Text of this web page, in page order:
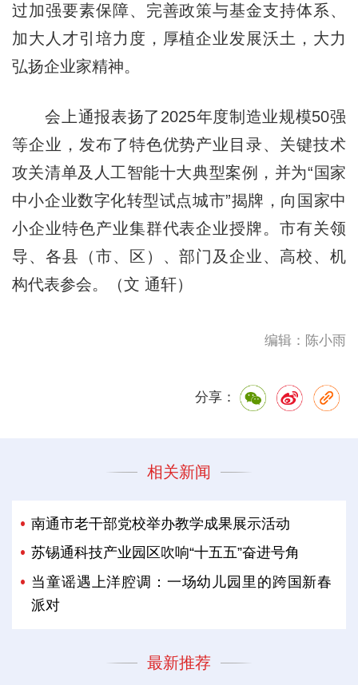
过加强要素保障、完善政策与基金支持体系、
加大人才引培力度，厚植企业发展沃土，大力
弘扬企业家精神。
会上通报表扬了2025年度制造业规模50强
等企业，发布了特色优势产业目录、关键技术
攻关清单及人工智能十大典型案例，并为“国家
中小企业数字化转型试点城市”揭牌，向国家中
小企业特色产业集群代表企业授牌。市有关领
导、各县（市、区）、部门及企业、高校、机
构代表参会。（文 通轩）
编辑：陈小雨
分享：
相关新闻
南通市老干部党校举办教学成果展示活动
苏锡通科技产业园区吹响“十五五”奋进号角
当童谣遇上洋腔调：一场幼儿园里的跨国新春
派对
最新推荐